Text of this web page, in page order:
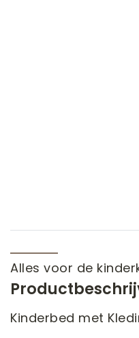
Alles voor de
Kinderbed met